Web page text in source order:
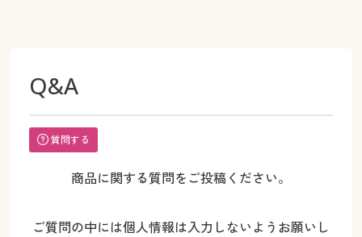
Q&A
質問する
商品に関する質問をご投稿ください。
ご質問の中には個人情報は入力しないようお願いし